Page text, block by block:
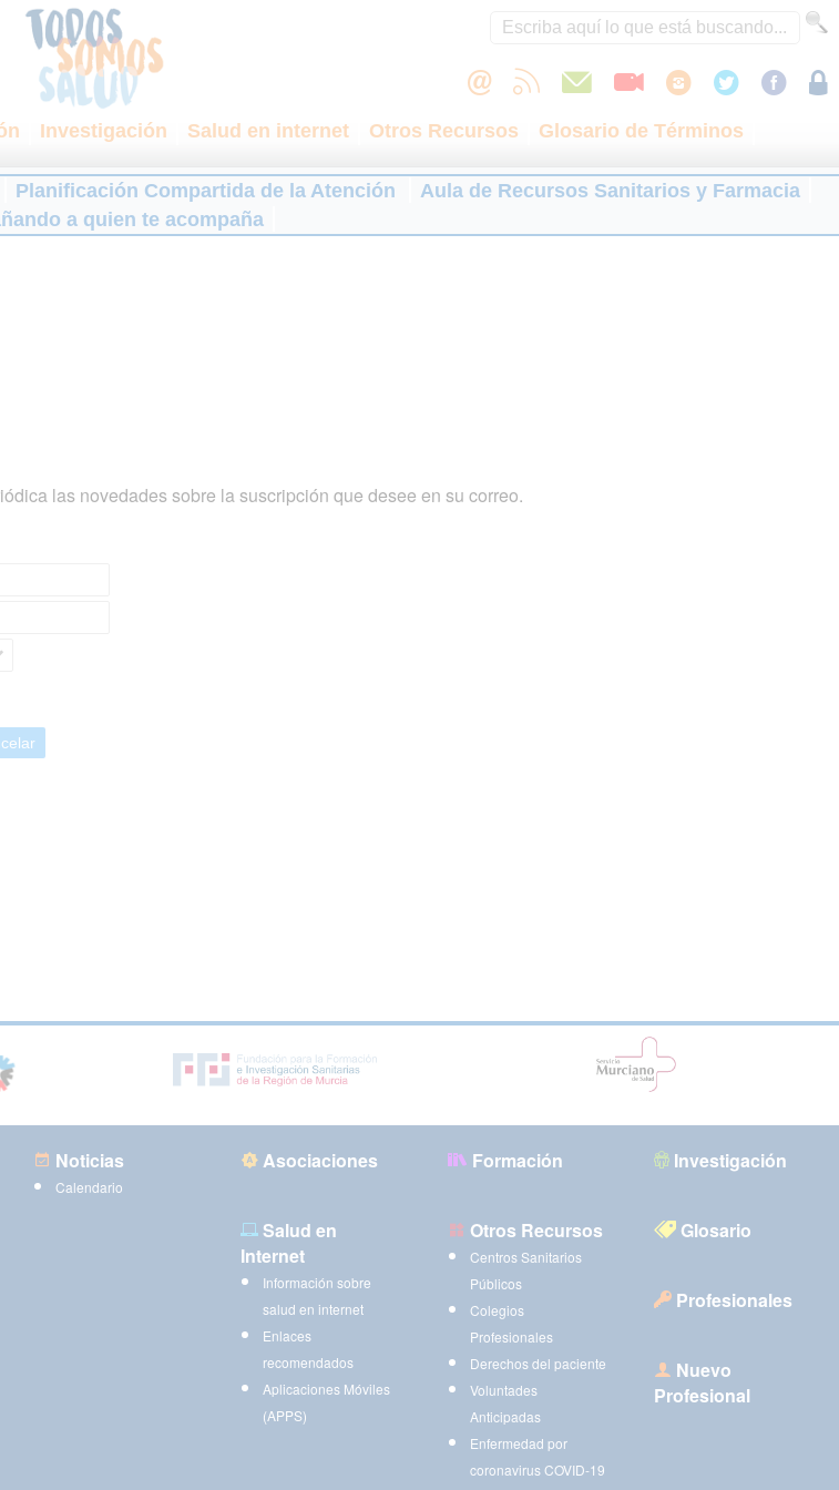
Investigación Salud en internet Otros Recursos
Glosario de Términos
Planificación Compartida de la Atención
Aula de Recursos Sanitarios y Farmacia
a quien te acompaña
las novedades sobre la suscripción que desee en su correo.
Noticias
Calendario
Asociaciones Formación Investigación
Salud en
Internet
Información sobre
salud en internet
Enlaces
recomendados
Aplicaciones Móviles
(APPS)
Otros Recursos
Centros Sanitarios
Públicos
Colegios
Profesionales
Derechos del paciente
Voluntades
Anticipadas
Enfermedad por
coronavirus COVID-19
Glosario
Profesionales
Nuevo
Profesional